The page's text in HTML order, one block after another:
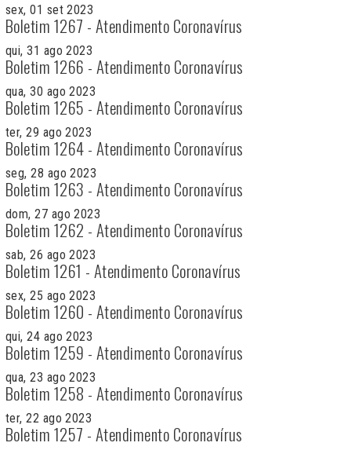
sex, 01 set 2023
Boletim 1267 - Atendimento Coronavírus
qui, 31 ago 2023
Boletim 1266 - Atendimento Coronavírus
qua, 30 ago 2023
Boletim 1265 - Atendimento Coronavírus
ter, 29 ago 2023
Boletim 1264 - Atendimento Coronavírus
seg, 28 ago 2023
Boletim 1263 - Atendimento Coronavírus
dom, 27 ago 2023
Boletim 1262 - Atendimento Coronavírus
sab, 26 ago 2023
Boletim 1261 - Atendimento Coronavírus
sex, 25 ago 2023
Boletim 1260 - Atendimento Coronavírus
qui, 24 ago 2023
Boletim 1259 - Atendimento Coronavírus
qua, 23 ago 2023
Boletim 1258 - Atendimento Coronavírus
ter, 22 ago 2023
Boletim 1257 - Atendimento Coronavírus